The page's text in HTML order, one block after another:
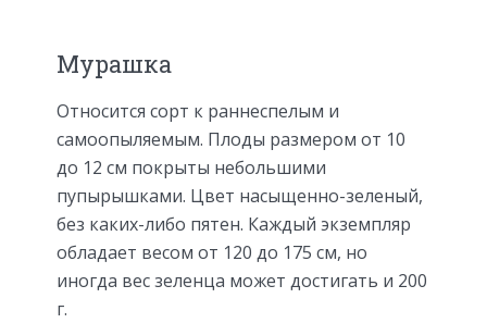
Мурашка
Относится сорт к раннеспелым и
самоопыляемым. Плоды размером от 10
до 12 см покрыты небольшими
пупырышками. Цвет насыщенно-зеленый,
без каких-либо пятен. Каждый экземпляр
обладает весом от 120 до 175 см, но
иногда вес зеленца может достигать и 200
г.